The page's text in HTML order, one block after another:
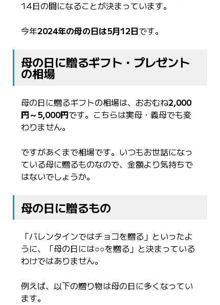
14日の間になることが決まっています。
今年2024年の母の日は5月12日です。
母の日に贈るギフト・プレゼント
の相場
母の日に贈るギフトの相場は、おおむね2,000
円～5,000円です。こちらは実母・義母でも変
わりません。
ですがあくまで相場です。いつもお世話になっ
ている母に贈るものなので、金額より気持ちで
はないでしょうか。
母の日に贈るもの
「バレンタインではチョコを贈る」といったよ
うに、「母の日には○○を贈る」と決まっている
わけではありません。
例えば、以下の贈り物は母の日に多くなってい
ます。